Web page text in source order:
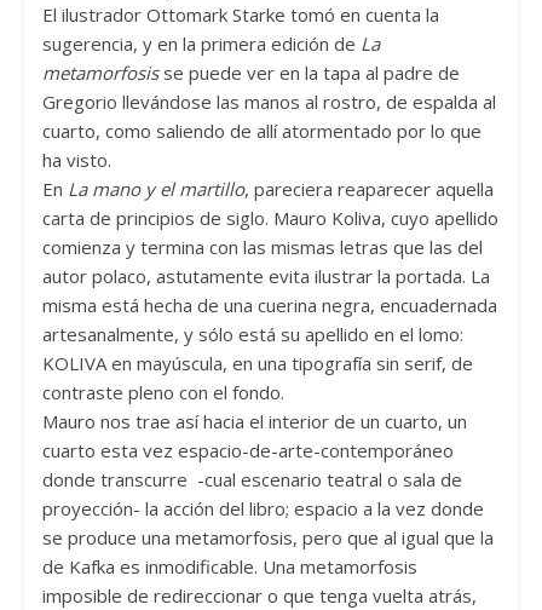
El ilustrador Ottomark Starke tomó en cuenta la
sugerencia, y en la primera edición de La
metamorfosisse puede ver en la tapa al padre de
Gregorio llevándose las manos al rostro, de espalda al
cuarto, como saliendo de allí atormentado por lo que
ha visto.
En La mano y el martillo, pareciera reaparecer aquella
carta de principios de siglo. Mauro Koliva, cuyo apellido
comienza y termina con las mismas letras que las del
autor polaco, astutamente evita ilustrar la portada. La
misma está hecha de una cuerina negra, encuadernada
artesanalmente, y sólo está su apellido en el lomo:
KOLIVA en mayúscula, en una tipografía sin serif, de
contraste pleno con el fondo.
Mauro nos trae así hacia el interior de un cuarto, un
cuarto esta vez espacio-de-arte-contemporáneo
donde transcurre -cual escenario teatral o sala de
proyección- la acción del libro; espacio a la vez donde
se produce una metamorfosis, pero que al igual que la
de Kafka es inmodificable. Una metamorfosis
imposible de redireccionar o que tenga vuelta atrás,